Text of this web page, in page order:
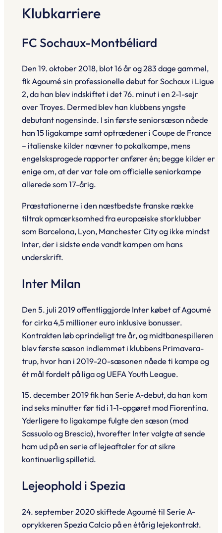
Klubkarriere
FC Sochaux-Montbéliard
Den 19. oktober 2018, blot 16 år og 283 dage gammel,
fik Agoumé sin professionelle debut for Sochaux i Ligue
2, da han blev indskiftet i det 76. minut i en 2-1-sejr
over Troyes. Dermed blev han klubbens yngste
debutant nogensinde. I sin første senior­sæson nåede
han 15 ligakampe samt optrædener i Coupe de France
– italienske kilder nævner to pokalkampe, mens
engelsksprogede rapporter anfører én; begge kilder er
enige om, at der var tale om officielle seniorkampe
allerede som 17-årig.
Præstationerne i den næstbedste franske række
tiltrak opmærksomhed fra europæiske storklubber
som Barcelona, Lyon, Manchester City og ikke mindst
Inter, der i sidste ende vandt kampen om hans
underskrift.
Inter Milan
Den 5. juli 2019 offentliggjorde Inter købet af Agoumé
for cirka 4,5 millioner euro inklusive bonusser.
Kontrakten løb oprindeligt tre år, og midtbanespilleren
blev første sæson indlemmet i klubbens Primavera-
trup, hvor han i 2019-20-sæsonen nåede ti kampe og
ét mål fordelt på liga og UEFA Youth League.
15. december 2019 fik han Serie A-debut, da han kom
ind seks minutter før tid i 1-1-opgøret mod Fiorentina.
Yderligere to ligakampe fulgte den sæson (mod
Sassuolo og Brescia), hvorefter Inter valgte at sende
ham ud på en serie af lejeaftaler for at sikre
kontinuerlig spilletid.
Lejeophold i Spezia
24. september 2020 skiftede Agoumé til Serie A-
oprykkeren Spezia Calcio på en étårig lejekontrakt.